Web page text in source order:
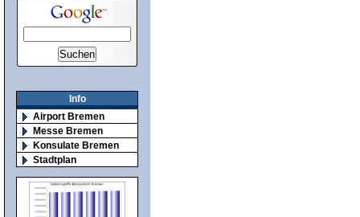
Info
Airport Bremen
Messe Bremen
Konsulate Bremen
Stadtplan